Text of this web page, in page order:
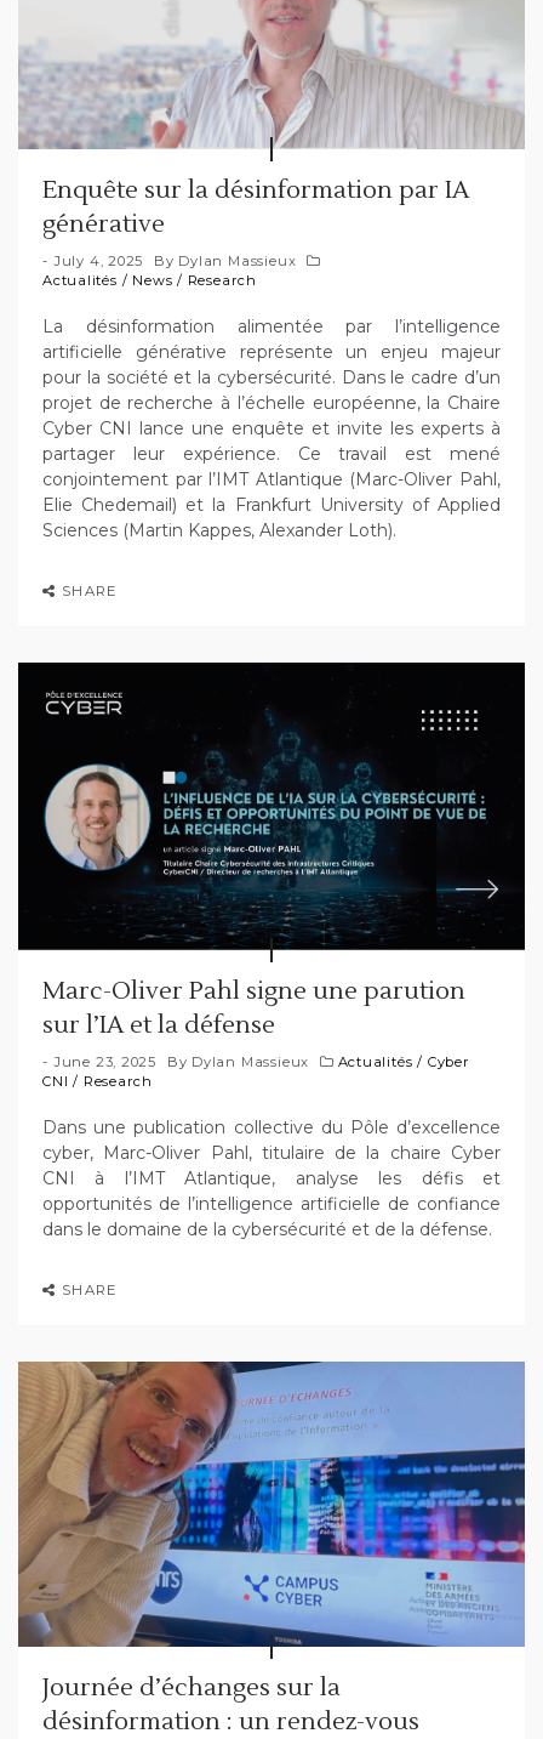
Enquête sur la désinformation par IA
générative
July 4, 2025 By Dylan Massieux
Actualités / News / Research
La désinformation alimentée par l’intelligence
artificielle générative représente un enjeu majeur
pour la société et la cybersécurité. Dans le cadre d’un
projet de recherche à l’échelle européenne, la Chaire
Cyber CNI lance une enquête et invite les experts à
partager leur expérience. Ce travail est mené
conjointement par l’IMT Atlantique (Marc-Oliver Pahl,
Elie Chedemail) et la Frankfurt University of Applied
Sciences (Martin Kappes, Alexander Loth).
SHARE
Marc-Oliver Pahl signe une parution
sur l’IA et la défense
June 23, 2025 By Dylan Massieux Actualités / Cyber
CNI / Research
Dans une publication collective du Pôle d’excellence
cyber, Marc-Oliver Pahl, titulaire de la chaire Cyber
CNI à l’IMT Atlantique, analyse les défis et
opportunités de l’intelligence artificielle de confiance
dans le domaine de la cybersécurité et de la défense.
SHARE
Journée d’échanges sur la
désinformation : un rendez-vous